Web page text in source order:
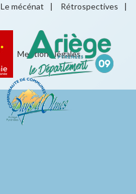
Le mécénat | Rétrospectives |
Mentions légales